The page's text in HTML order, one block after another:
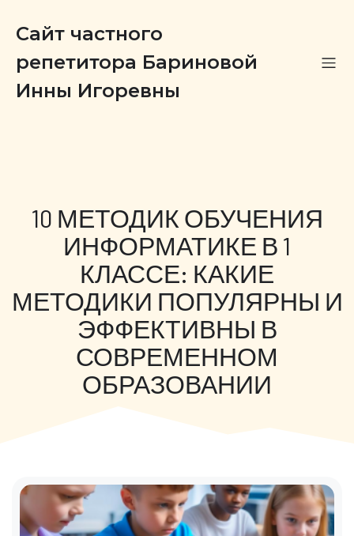
Сайт частного
репетитора Бариновой
Инны Игоревны
10 МЕТОДИК ОБУЧЕНИЯ
ИНФОРМАТИКЕ В 1
КЛАССЕ: КАКИЕ
МЕТОДИКИ ПОПУЛЯРНЫ И
ЭФФЕКТИВНЫ В
СОВРЕМЕННОМ
ОБРАЗОВАНИИ